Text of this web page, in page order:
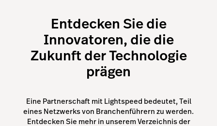
API-Dokumentation
Entdecken Sie die
Innovatoren, die die
Zukunft der Technologie
prägen
Eine Partnerschaft mit Lightspeed bedeutet, Teil
eines Netzwerks von Branchenführern zu werden.
Entdecken Sie mehr in unserem Verzeichnis der